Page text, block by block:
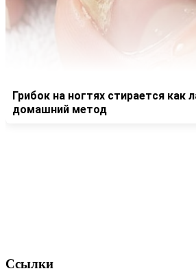
Грибок на ногтях стирается как
домашний метод
Ссылки